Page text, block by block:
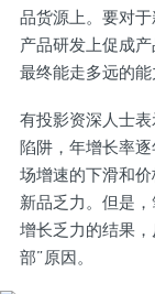
品货源上。要对
产品研发上促成
最终能走多远的能
有投影资深人士
陷阱，年增长率
场增速的下滑和价
新品乏力。但是
增长乏力的结果
部”原因。